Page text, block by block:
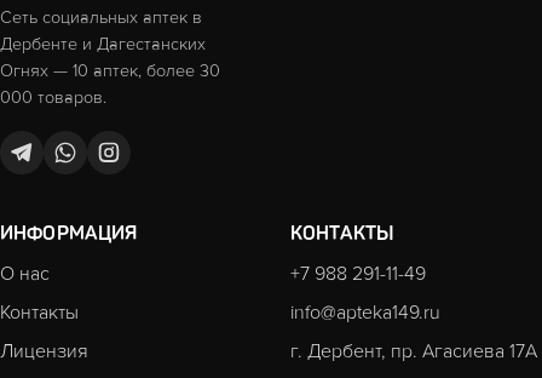
Сеть социальных аптек в
Дербенте и Дагестанских
Огнях — 10 аптек, более 30
000 товаров.
ИНФОРМАЦИЯ
О нас
Контакты
Лицензия
КОНТАКТЫ
+7 988 291-11-49
info@apteka149.ru
г. Дербент, пр. Агасиева 17А